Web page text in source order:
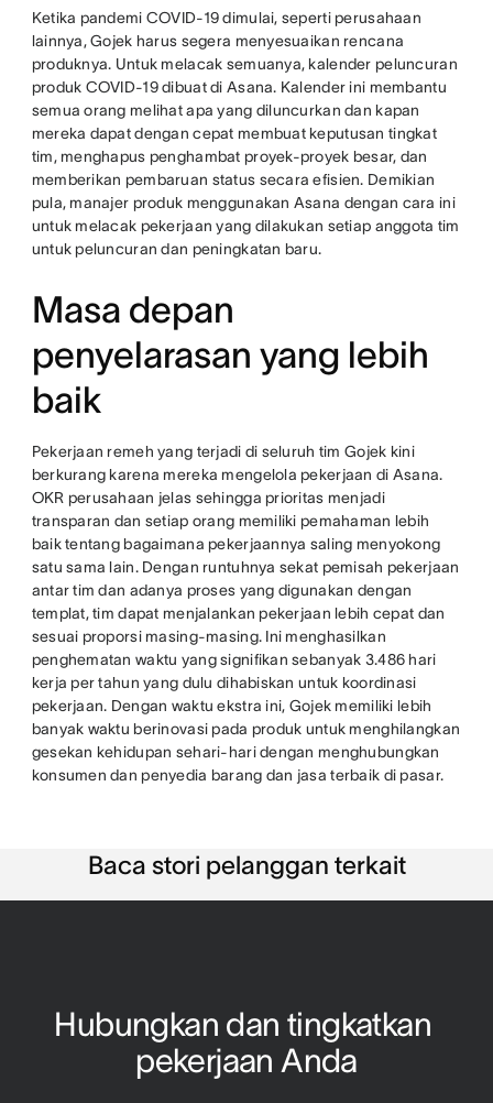
Ketika pandemi COVID-19 dimulai, seperti perusahaan
lainnya, Gojek harus segera menyesuaikan rencana
produknya. Untuk melacak semuanya, kalender peluncuran
produk COVID-19 dibuat di Asana. Kalender ini membantu
semua orang melihat apa yang diluncurkan dan kapan
mereka dapat dengan cepat membuat keputusan tingkat
tim, menghapus penghambat proyek-proyek besar, dan
memberikan pembaruan status secara efisien. Demikian
pula, manajer produk menggunakan Asana dengan cara ini
untuk melacak pekerjaan yang dilakukan setiap anggota tim
untuk peluncuran dan peningkatan baru.
Masa depan
penyelarasan yang lebih
baik
Pekerjaan remeh yang terjadi di seluruh tim Gojek kini
berkurang karena mereka mengelola pekerjaan di Asana.
OKR perusahaan jelas sehingga prioritas menjadi
transparan dan setiap orang memiliki pemahaman lebih
baik tentang bagaimana pekerjaannya saling menyokong
satu sama lain. Dengan runtuhnya sekat pemisah pekerjaan
antar tim dan adanya proses yang digunakan dengan
templat, tim dapat menjalankan pekerjaan lebih cepat dan
sesuai proporsi masing-masing. Ini menghasilkan
penghematan waktu yang signifikan sebanyak 3.486 hari
kerja per tahun yang dulu dihabiskan untuk koordinasi
pekerjaan. Dengan waktu ekstra ini, Gojek memiliki lebih
banyak waktu berinovasi pada produk untuk menghilangkan
gesekan kehidupan sehari-hari dengan menghubungkan
konsumen dan penyedia barang dan jasa terbaik di pasar.
Baca stori pelanggan terkait
Hubungkan dan tingkatkan
pekerjaan Anda